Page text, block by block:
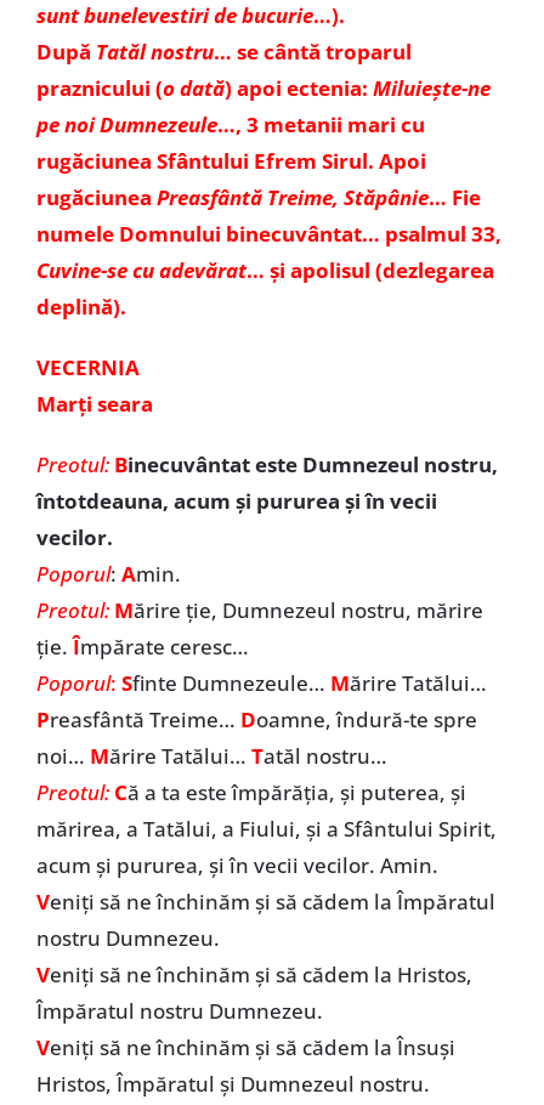
sunt bunelevestiri de bucurie…).
După Tatăl nostru… se cântă troparul
praznicului (o dată) apoi ectenia: Miluiește-ne
pe noi Dumnezeule…, 3 metanii mari cu
rugăciunea Sfântului Efrem Sirul. Apoi
rugăciunea Preasfântă Treime, Stăpânie… Fie
numele Domnului binecuvântat… psalmul 33,
Cuvine-se cu adevărat… şi apolisul (dezlegarea
deplină).
VECERNIA
Marți seara
Preotul: Binecuvântat este Dumnezeul nostru,
întotdeauna, acum și pururea și în vecii
vecilor.
Poporul: Amin.
Preotul: Mărire ție, Dumnezeul nostru, mărire
ție.Împărate ceresc…
Poporul: Sfinte Dumnezeule… Mărire Tatălui…
Preasfântă Treime… Doamne, îndură-te spre
noi… Mărire Tatălui… Tatăl nostru…
Preotul: Că a ta este împărăția, și puterea, și
mărirea, a Tatălui, a Fiului, și a Sfântului Spirit,
acum și pururea, și în vecii vecilor. Amin.
Veniți să ne închinăm și să cădem la Împăratul
nostru Dumnezeu.
Veniți să ne închinăm și să cădem la Hristos,
Împăratul nostru Dumnezeu.
Veniți să ne închinăm și să cădem la Însuși
Hristos, Împăratul și Dumnezeul nostru.